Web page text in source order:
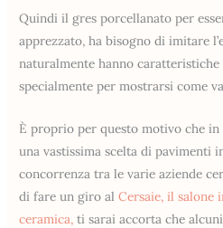
Quindi il gres porcellanato per
apprezzato, ha bisogno di imitare
naturalmente hanno
specialmente per mostrarsi come
È proprio per questo motivo che
una vastissima scelta di pavimenti
concorrenza tra le varie aziende
di fare un giro al Cersaie, il salone
ceramica, ti sarai accorta che